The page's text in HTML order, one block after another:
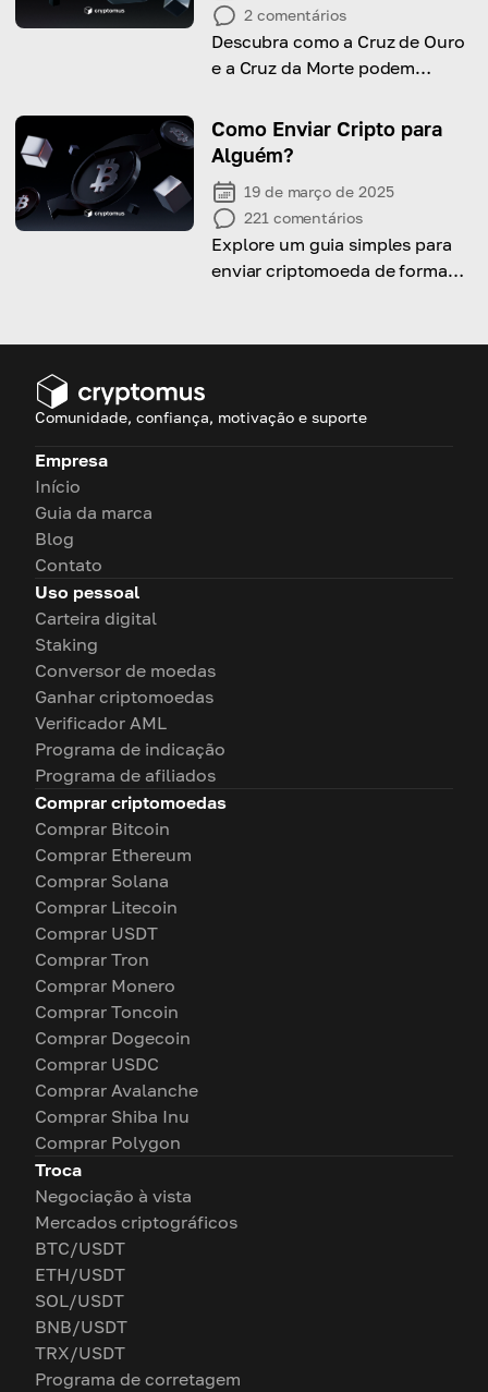
2 comentários
Descubra como a Cruz de Ouro
e a Cruz da Morte podem
tendência e ajudar os traders a
tomar decisões de mercado
mais inteligentes.
Como Enviar Cripto para
Alguém?
19 de março de 2025
221 comentários
Explore um guia simples para
enviar criptomoeda de forma
em apenas alguns passos.
Comunidade, confiança, motivação e suporte
Empresa
Início
Guia da marca
Blog
Contato
Uso pessoal
Carteira digital
Staking
Conversor de moedas
Ganhar criptomoedas
Verificador AML
Programa de indicação
Programa de afiliados
Comprar criptomoedas
Comprar Bitcoin
Comprar Ethereum
Comprar Solana
Comprar Litecoin
Comprar USDT
Comprar Tron
Comprar Monero
Comprar Toncoin
Comprar Dogecoin
Comprar USDC
Comprar Avalanche
Comprar Shiba Inu
Comprar Polygon
Troca
Negociação à vista
Mercados criptográficos
BTC/USDT
ETH/USDT
SOL/USDT
BNB/USDT
TRX/USDT
Programa de corretagem